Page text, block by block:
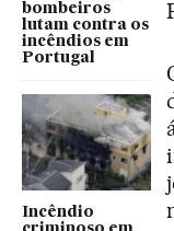
bombeiros
lutam contra os
incêndios em
Portugal
Incêndio